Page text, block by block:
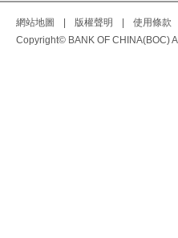
網站地圖 版權聲明 使用條款
Copyright© BANK OF CHINA(BOC)